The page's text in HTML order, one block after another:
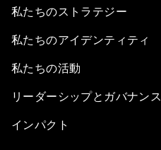
私たちのストラテジー
私たちのアイデンティティ
私たちの活動
リーダーシップとガバナンス
インパクト